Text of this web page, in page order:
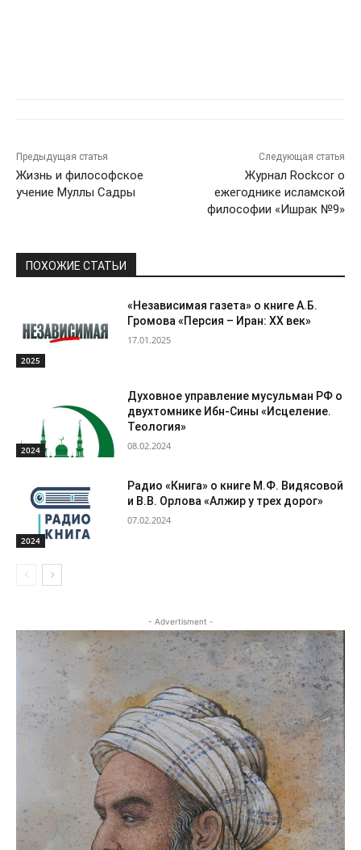
Предыдущая статья
Жизнь и философское
учение Муллы Садры
Следующая статья
Журнал Rockcor о
ежегоднике исламской
философии «Ишрак №9»
ПОХОЖИЕ СТАТЬИ
2025
«Независимая газета» о книге А.Б.
Громова «Персия – Иран: ХХ век»
17.01.2025
2024
Духовное управление мусульман РФ о
двухтомнике Ибн-Сины «Исцеление.
Теология»
08.02.2024
2024
Радио «Книга» о книге М.Ф. Видясовой
и В.В. Орлова «Алжир у трех дорог»
07.02.2024
- Advertisment -